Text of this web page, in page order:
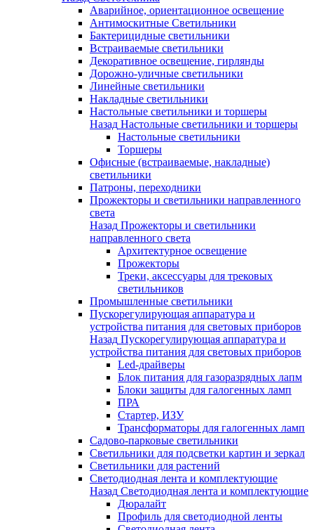
Аварийное, ориентационное освещение
Антимоскитные Светильники
Бактерицидные светильники
Встраиваемые светильники
Декоративное освещение, гирлянды
Дорожно-уличные светильники
Линейные светильники
Накладные светильники
Настольные светильники и торшеры
Назад Настольные светильники и торшеры
Настольные светильники
Торшеры
Офисные (встраиваемые, накладные)
светильники
Патроны, переходники
Прожекторы и светильники направленного
света
Назад Прожекторы и светильники
направленного света
Архитектурное освещение
Прожекторы
Треки, аксессуары для трековых
светильников
Промышленные светильники
Пускорегулирующая аппаратура и
устройства питания для световых приборов
Назад Пускорегулирующая аппаратура и
устройства питания для световых приборов
Led-драйверы
Блок питания для газоразрядных лапм
Блоки защиты для галогенных ламп
ПРА
Стартер, ИЗУ
Трансформаторы для галогенных ламп
Садово-парковые светильники
Светильники для подсветки картин и зеркал
Светильники для растений
Светодиодная лента и комплектующие
Назад Светодиодная лента и комплектующие
Дюралайт
Профиль для светодиодной ленты